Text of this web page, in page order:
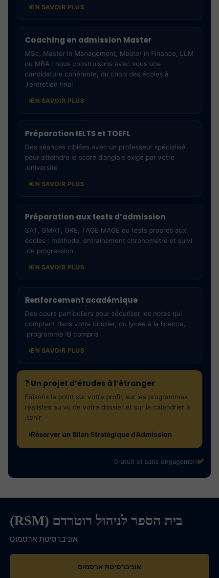
EN SAVOIR PLUS
Coaching en admission Master
MSc, Master in Management, Master in Finance, LLM
ou MBA : nous construisons avec vous une
candidature cohérente, du choix des écoles à
l’entretien final.
EN SAVOIR PLUS
Préparation IELTS et TOEFL
Des séances ciblées avec un professeur spécialisé
pour atteindre le score d’anglais exigé par votre
université.
EN SAVOIR PLUS
Préparation aux tests d’admission
SAT, GMAT, GRE, TAGE MAGE ou tests propres aux
écoles : méthode, entraînement chronométré et suivi
de progression.
EN SAVOIR PLUS
Renforcement académique
Des cours particuliers pour sécuriser les notes qui
comptent dans votre dossier, du lycée à la licence,
programme IB compris.
EN SAVOIR PLUS
Un projet d’études à l’étranger ?
Faisons le point sur votre profil, sur les programmes
réalistes au vu de votre dossier et sur le calendrier à
tenir.
Réserver un Bilan Stratégique d’Admission
Gratuit et sans engagement
בית הספר לניהול רוטרדם (RSM)
אוניברסיטת ארסמוס
אוניברסיטת ארסמוס